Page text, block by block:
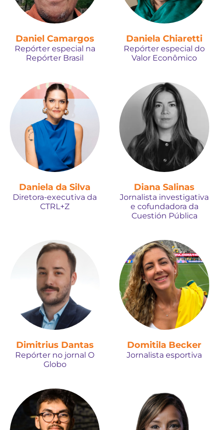
Daniel Camargos
Repórter especial na
Repórter Brasil
Daniela Chiaretti
Repórter especial do
Valor Econômico
Daniela da Silva
Diretora-executiva da
CTRL+Z
Diana Salinas
Jornalista investigativa
e cofundadora da
Cuestión Pública
Dimitrius Dantas
Repórter no jornal O
Globo
Domitila Becker
Jornalista esportiva